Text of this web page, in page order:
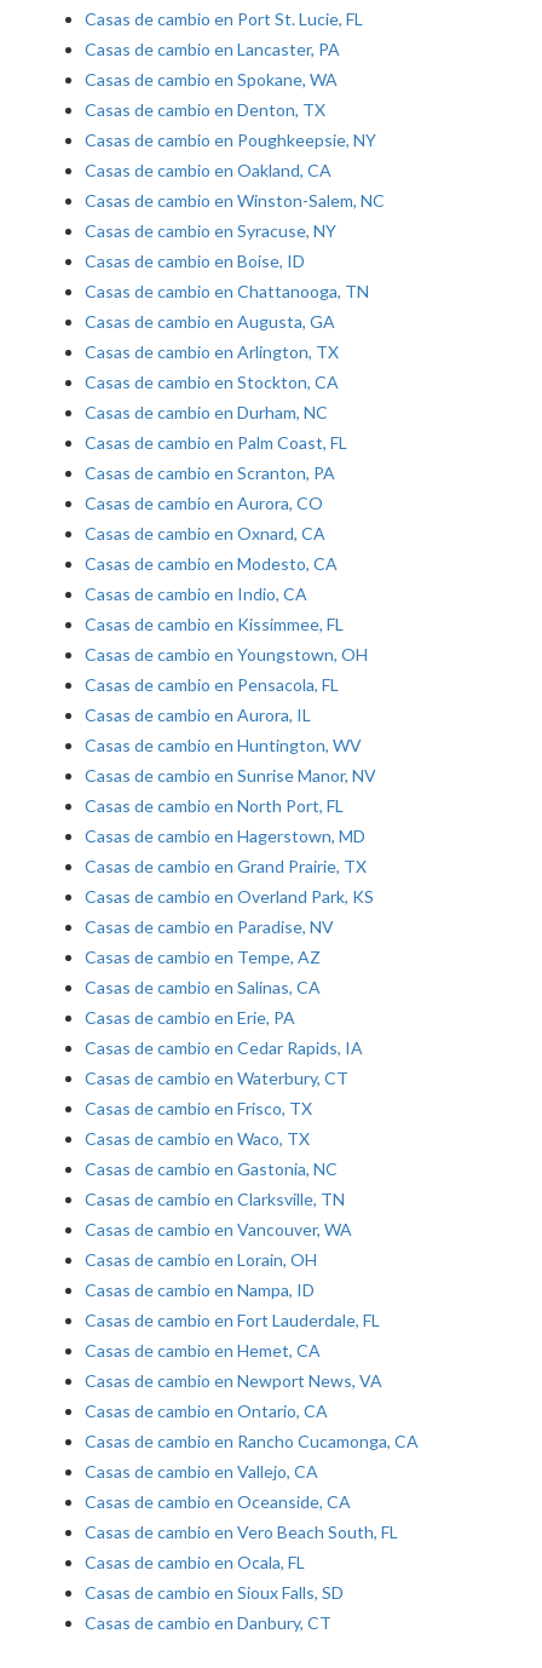
Casas de cambio en Port St. Lucie, FL
Casas de cambio en Lancaster, PA
Casas de cambio en Spokane, WA
Casas de cambio en Denton, TX
Casas de cambio en Poughkeepsie, NY
Casas de cambio en Oakland, CA
Casas de cambio en Winston-Salem, NC
Casas de cambio en Syracuse, NY
Casas de cambio en Boise, ID
Casas de cambio en Chattanooga, TN
Casas de cambio en Augusta, GA
Casas de cambio en Arlington, TX
Casas de cambio en Stockton, CA
Casas de cambio en Durham, NC
Casas de cambio en Palm Coast, FL
Casas de cambio en Scranton, PA
Casas de cambio en Aurora, CO
Casas de cambio en Oxnard, CA
Casas de cambio en Modesto, CA
Casas de cambio en Indio, CA
Casas de cambio en Kissimmee, FL
Casas de cambio en Youngstown, OH
Casas de cambio en Pensacola, FL
Casas de cambio en Aurora, IL
Casas de cambio en Huntington, WV
Casas de cambio en Sunrise Manor, NV
Casas de cambio en North Port, FL
Casas de cambio en Hagerstown, MD
Casas de cambio en Grand Prairie, TX
Casas de cambio en Overland Park, KS
Casas de cambio en Paradise, NV
Casas de cambio en Tempe, AZ
Casas de cambio en Salinas, CA
Casas de cambio en Erie, PA
Casas de cambio en Cedar Rapids, IA
Casas de cambio en Waterbury, CT
Casas de cambio en Frisco, TX
Casas de cambio en Waco, TX
Casas de cambio en Gastonia, NC
Casas de cambio en Clarksville, TN
Casas de cambio en Vancouver, WA
Casas de cambio en Lorain, OH
Casas de cambio en Nampa, ID
Casas de cambio en Fort Lauderdale, FL
Casas de cambio en Hemet, CA
Casas de cambio en Newport News, VA
Casas de cambio en Ontario, CA
Casas de cambio en Rancho Cucamonga, CA
Casas de cambio en Vallejo, CA
Casas de cambio en Oceanside, CA
Casas de cambio en Vero Beach South, FL
Casas de cambio en Ocala, FL
Casas de cambio en Sioux Falls, SD
Casas de cambio en Danbury, CT